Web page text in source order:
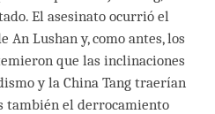
El asesinato ocurrió el
An Lushan y, como antes, los
que las inclinaciones
y la China Tang traerían
también el derrocamiento